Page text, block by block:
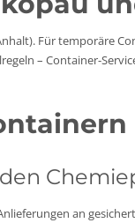
Für temporäre
– Container-
an